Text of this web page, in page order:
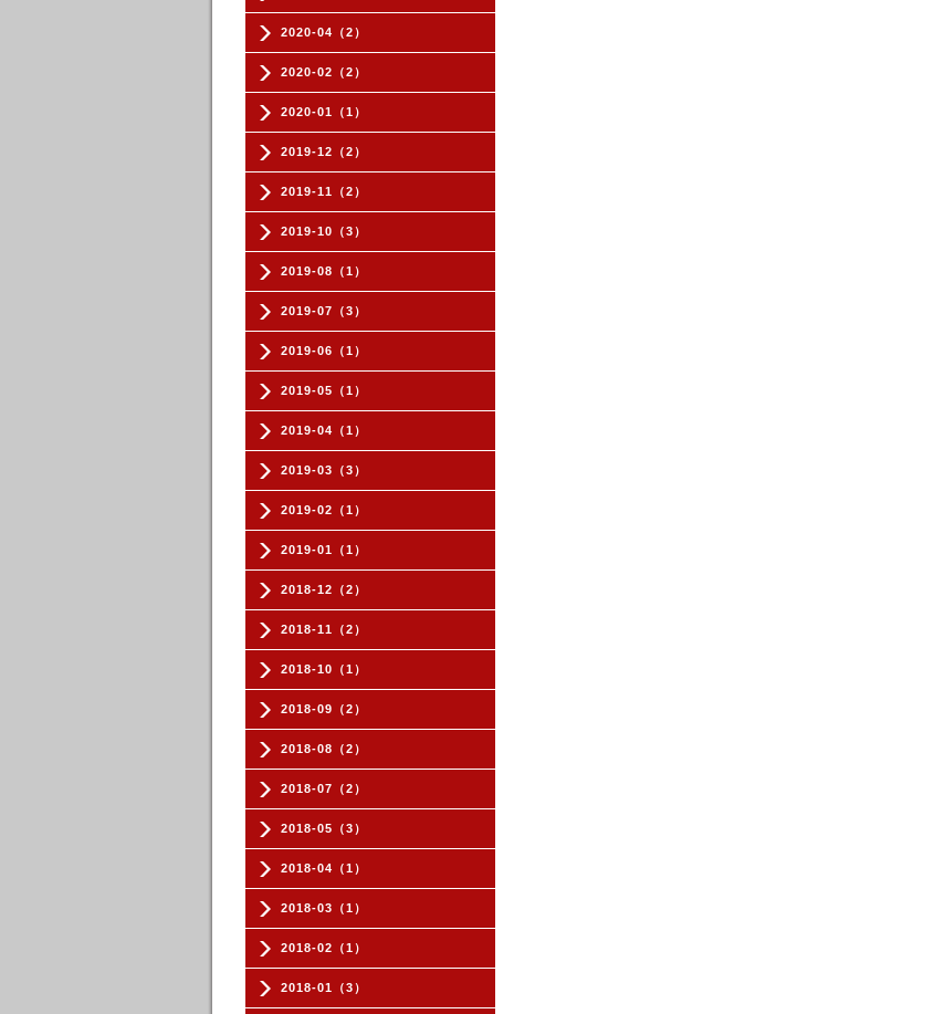
2020-04（2）
2020-02（2）
2020-01（1）
2019-12（2）
2019-11（2）
2019-10（3）
2019-08（1）
2019-07（3）
2019-06（1）
2019-05（1）
2019-04（1）
2019-03（3）
2019-02（1）
2019-01（1）
2018-12（2）
2018-11（2）
2018-10（1）
2018-09（2）
2018-08（2）
2018-07（2）
2018-05（3）
2018-04（1）
2018-03（1）
2018-02（1）
2018-01（3）